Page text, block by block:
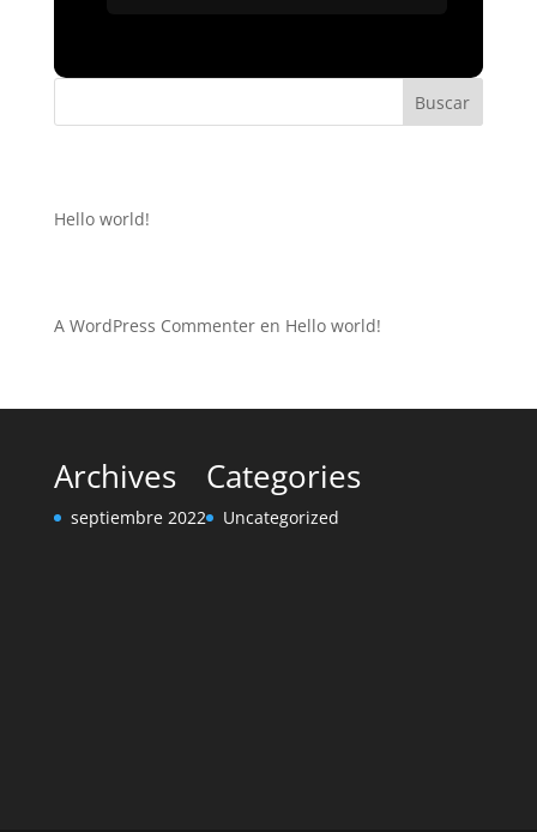
Buscar
Hello world!
A WordPress Commenteren Hello world!
Archives
septiembre 2022
Categories
Uncategorized